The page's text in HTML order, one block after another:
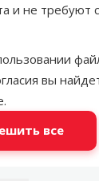
и не требуют
вы
.
все